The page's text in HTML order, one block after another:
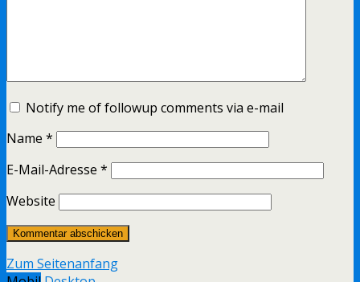
Notify me of followup comments via e-mail
Name *
E-Mail-Adresse *
Website
Zum Seitenanfang